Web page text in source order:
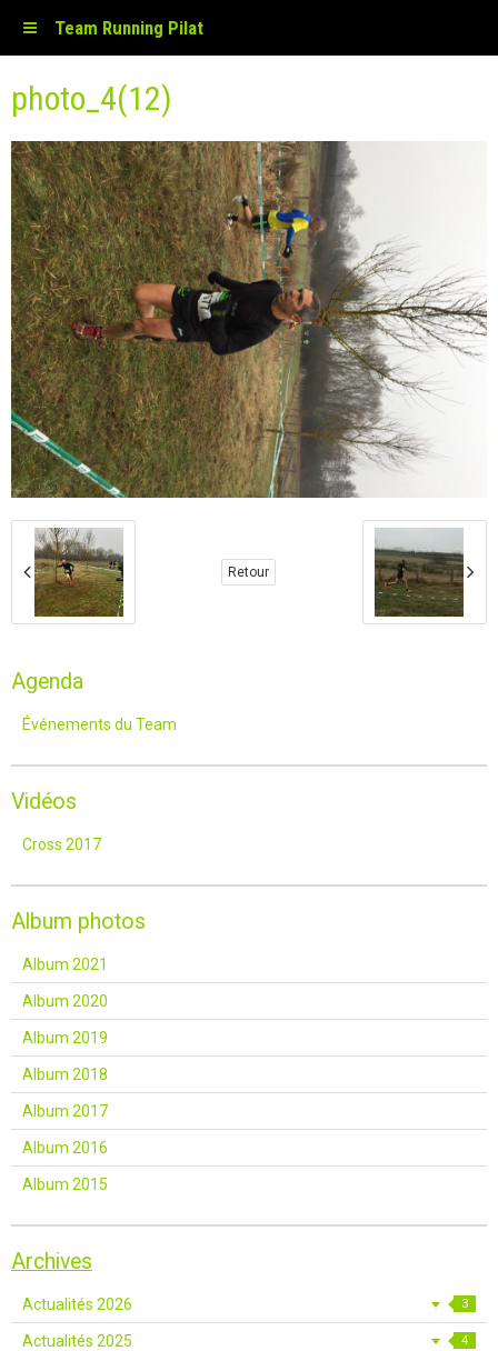
Team Running Pilat
photo_4(12)
Retour
Agenda
Événements du Team
Vidéos
Cross 2017
Album photos
Album 2021
Album 2020
Album 2019
Album 2018
Album 2017
Album 2016
Album 2015
Archives
Actualités 2026 3
Actualités 2025 4